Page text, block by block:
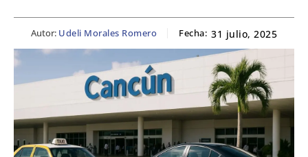
Autor: Udeli Morales Romero Fecha: 31 julio, 2025